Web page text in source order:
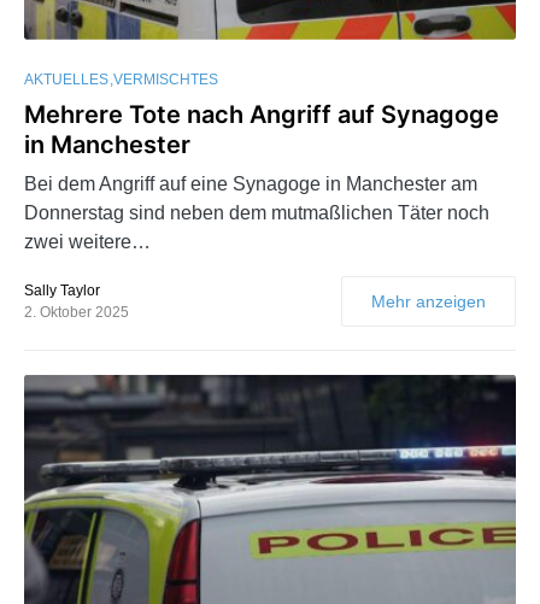
AKTUELLES VERMISCHTES
Mehrere Tote nach Angriff auf Synagoge
in Manchester
Bei dem Angriff auf eine Synagoge in Manchester am
Donnerstag sind neben dem mutmaßlichen Täter noch
zwei weitere…
Sally Taylor
2. Oktober 2025
Mehr anzeigen